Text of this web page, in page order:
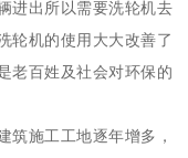
进出所以需要洗轮机去
轮机的使用大大改善了
老百姓及社会对环保的
筑施工工地逐年增多，